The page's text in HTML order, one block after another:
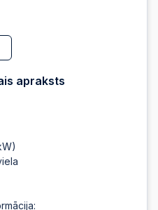
05 21:02:21
apraksts